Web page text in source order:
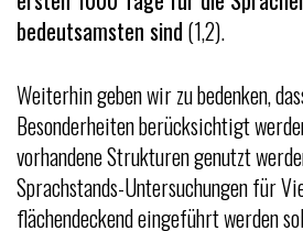
bedeutsamsten sind (1,2).
Weiterhin geben wir zu bedenken,
Besonderheiten berücksichtigt
vorhandene Strukturen genutzt
Sprachstands-Untersuchungen für
flächendeckend eingeführt werden